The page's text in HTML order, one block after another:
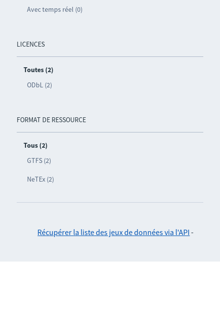
Avec temps réel (0)
LICENCES
Toutes (2)
ODbL (2)
FORMAT DE RESSOURCE
Tous (2)
GTFS (2)
NeTEx (2)
Récupérer la liste des jeux de données via l'API -